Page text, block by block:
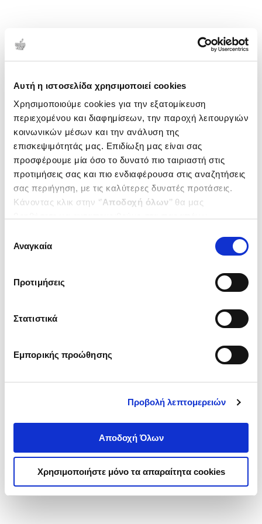
Αυτή η ιστοσελίδα χρησιμοποιεί cookies
Χρησιμοποιούμε cookies για την εξατομίκευση
περιεχομένου και διαφημίσεων, την παροχή λειτουργιών
κοινωνικών μέσων και την ανάλυση της
επισκεψιμότητάς μας. Επιδίωξη μας είναι σας
προσφέρουμε μία όσο το δυνατό πιο ταιριαστή στις
προτιμήσεις σας και πιο ενδιαφέρουσα στις αναζητήσεις
σας περιήγηση, με τις καλύτερες δυνατές προτάσεις.
Κάνοντας κλικ στην ‘’Αποδοχή όλων’’ θα μας
ενδιαφέρουν και να επιλέξετε από τα παρακάτω με την
΄΄και να ενημερωθείτε σχετικά με
συγκατάθεσης
Αναγκαία
Προτιμήσεις
Στατιστικά
Εμπορικής προώθησης
Προβολή λεπτομερειών
Αποδοχή Όλων
Χρησιμοποιήστε μόνο τα απαραίτητα cookies